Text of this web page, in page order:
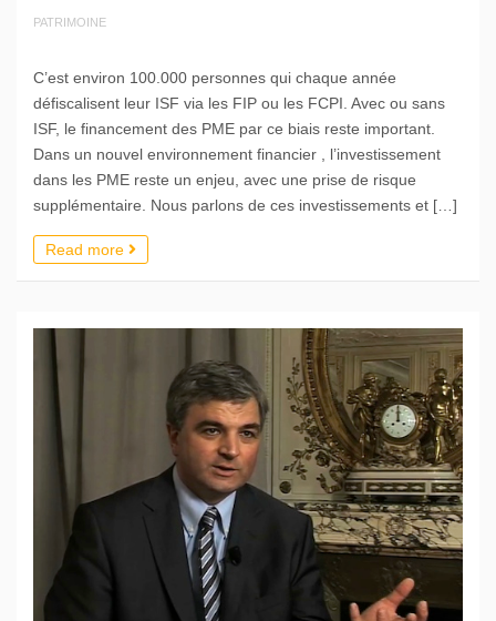
PATRIMOINE
C’est environ 100.000 personnes qui chaque année
défiscalisent leur ISF via les FIP ou les FCPI. Avec ou sans
ISF, le financement des PME par ce biais reste important.
Dans un nouvel environnement financier , l’investissement
dans les PME reste un enjeu, avec une prise de risque
supplémentaire. Nous parlons de ces investissements et […]
Read more